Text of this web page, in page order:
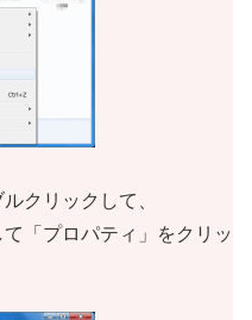
クリックして、
「プロパティ」をクリッ